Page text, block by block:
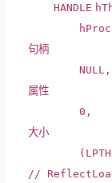
HANDLE
句柄
属性
大小
//